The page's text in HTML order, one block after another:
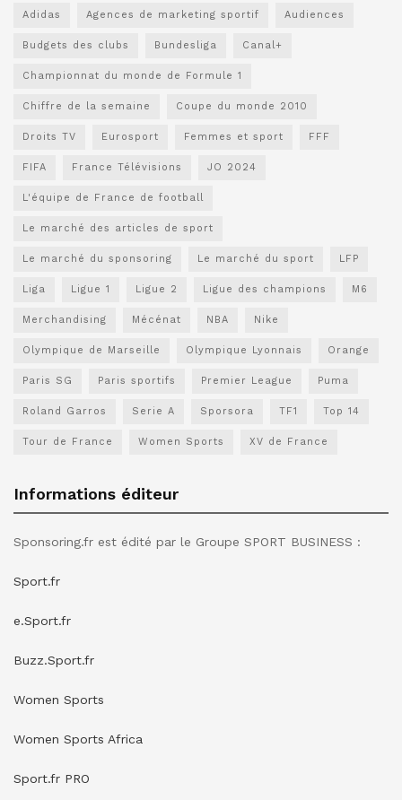
Adidas Agences de marketing sportif Audiences
Budgets des clubs Bundesliga Canal+
Championnat du monde de Formule 1
Chiffre de la semaine Coupe du monde 2010
Droits TV Eurosport Femmes et sport FFF
FIFA France Télévisions JO 2024
L'équipe de France de football
Le marché des articles de sport
Le marché du sponsoring Le marché du sport LFP
Liga Ligue 1 Ligue 2 Ligue des champions M6
Merchandising Mécénat NBA Nike
Olympique de Marseille Olympique Lyonnais Orange
Paris SG Paris sportifs Premier League Puma
Roland Garros Serie A Sporsora TF1 Top 14
Tour de France Women Sports XV de France
Informations éditeur
Sponsoring.fr est édité par le Groupe SPORT BUSINESS :
Sport.fr
e.Sport.fr
Buzz.Sport.fr
Women Sports
Women Sports Africa
Sport.fr PRO